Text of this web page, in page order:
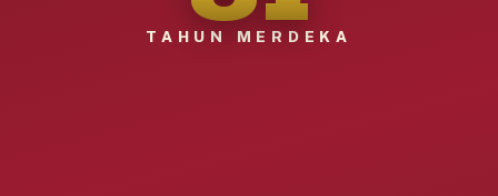
TAHUN MERDEKA